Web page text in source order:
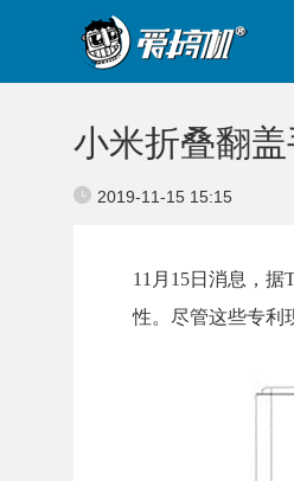
小米折叠翻
2019-11-15 15:15
11月15日消息，
性。尽管这些专利